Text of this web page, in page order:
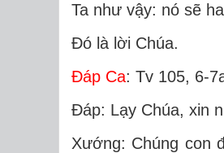
Ta như vậy: nó sẽ
Ðó là lời Chúa.
Ðáp Ca: Tv 105, 6-
Ðáp: Lạy Chúa, xin
Xướng: Chúng con